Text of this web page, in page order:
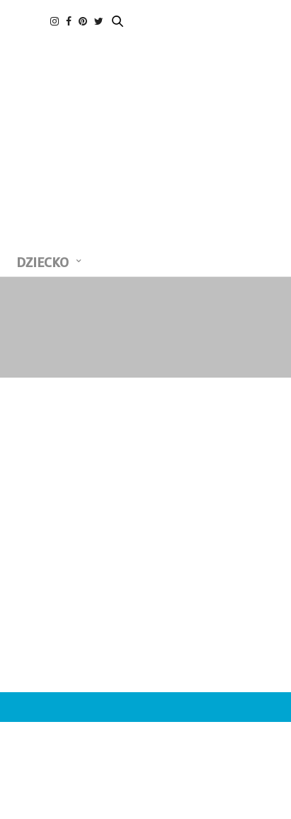
DZIECKO